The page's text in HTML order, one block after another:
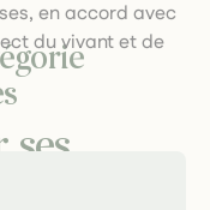
en accord avec
du vivant et de
ses